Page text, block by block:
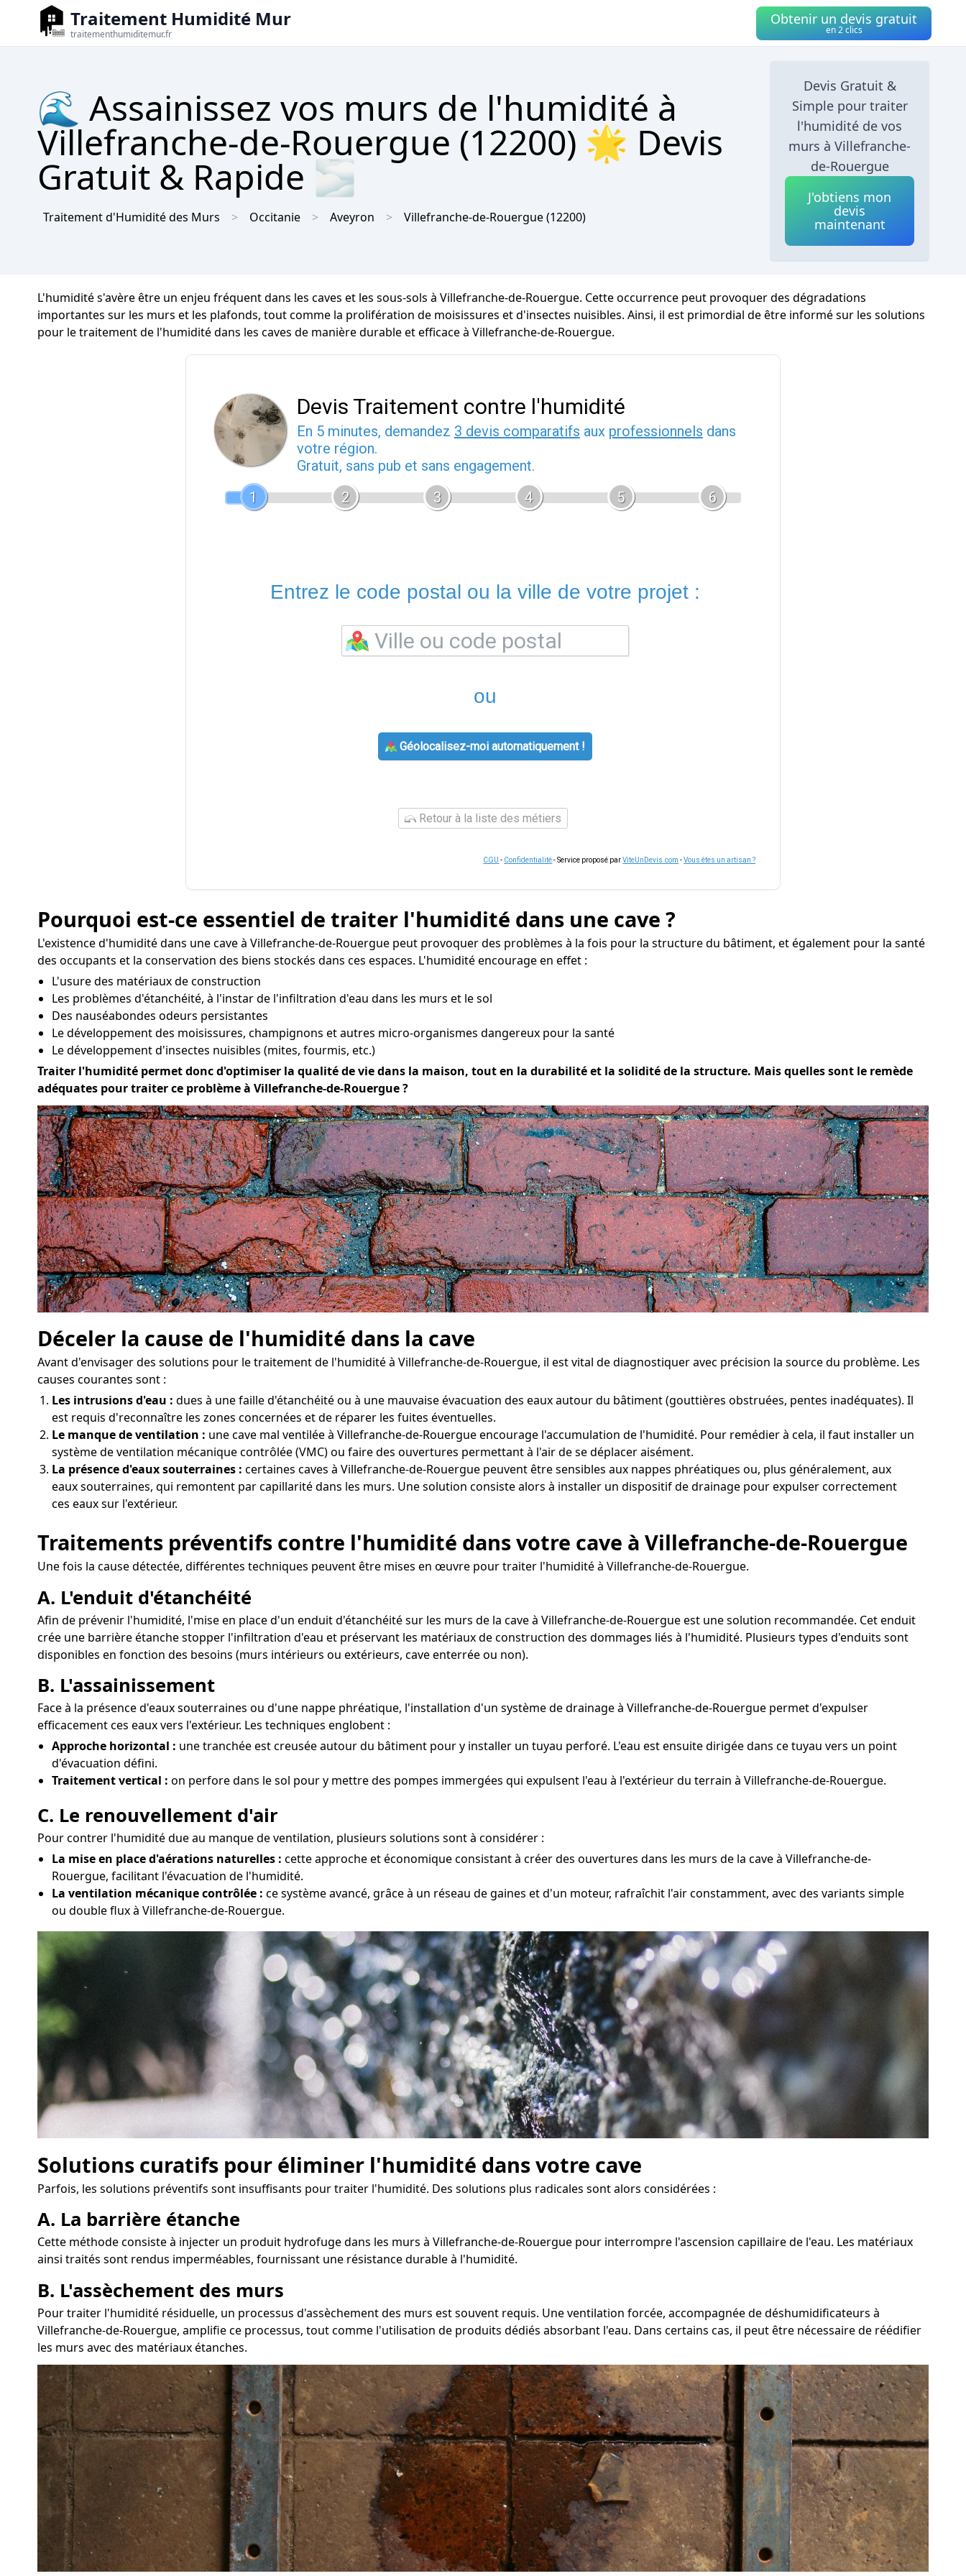
Traitement Humidité Mur
traitementhumiditemur.fr
Obtenir un devis gratuit
en 2 clics
🌊 Assainissez vos murs de l'humidité à
Villefranche-de-Rouergue (12200) 🌟 Devis
Gratuit & Rapide 🌫
Traitement d'Humidité des Murs Occitanie Aveyron Villefranche-de-Rouergue(12200)
Devis Gratuit &
Simple pour traiter
l'humidité de vos
murs à Villefranche-
de-Rouergue
J'obtiens mon
devis
maintenant
L'humidité s'avère être un enjeu fréquent dans les caves et les sous-sols à Villefranche-de-Rouergue. Cette occurrence peut provoquer des dégradations
importantes sur les murs et les plafonds, tout comme la prolifération de moisissures et d'insectes nuisibles. Ainsi, il est primordial de être informé sur les solutions
pour le traitement de l'humidité dans les caves de manière durable et efficace à Villefranche-de-Rouergue.
Devis Traitement contre l'humidité
En 5 minutes, demandez 3 devis comparatifs aux professionnels dans
votre région.
Gratuit, sans pub et sans engagement.
1
2 3 4 5 6
Entrez le code postal ou la ville de votre projet :
ou
Géolocalisez-moi automatiquement !
Retour à la liste des métiers
CGU - Confidentialité- Service proposé parViteUnDevis.com -Vous êtes un artisan ?
Pourquoi est-ce essentiel de traiter l'humidité dans une cave ?
L'existence d'humidité dans une cave à Villefranche-de-Rouergue peut provoquer des problèmes à la fois pour la structure du bâtiment, et également pour la santé
des occupants et la conservation des biens stockés dans ces espaces. L'humidité encourage en effet :
L'usure des matériaux de construction
Les problèmes d'étanchéité, à l'instar de l'infiltration d'eau dans les murs et le sol
Des nauséabondes odeurs persistantes
Le développement des moisissures, champignons et autres micro-organismes dangereux pour la santé
Le développement d'insectes nuisibles (mites, fourmis, etc.)
Traiter l'humidité permet donc d'optimiser la qualité de vie dans la maison, tout en la durabilité et la solidité de la structure. Mais quelles sont le remède
adéquates pour traiter ce problème à Villefranche-de-Rouergue ?
Déceler la cause de l'humidité dans la cave
Avant d'envisager des solutions pour le traitement de l'humidité à Villefranche-de-Rouergue, il est vital de diagnostiquer avec précision la source du problème. Les
causes courantes sont :
Les intrusions d'eau : dues à une faille d'étanchéité ou à une mauvaise évacuation des eaux autour du bâtiment (gouttières obstruées, pentes inadéquates). Il
est requis d'reconnaître les zones concernées et de réparer les fuites éventuelles.
Le manque de ventilation : une cave mal ventilée à Villefranche-de-Rouergue encourage l'accumulation de l'humidité. Pour remédier à cela, il faut installer un
système de ventilation mécanique contrôlée (VMC) ou faire des ouvertures permettant à l'air de se déplacer aisément.
La présence d'eaux souterraines : certaines caves à Villefranche-de-Rouergue peuvent être sensibles aux nappes phréatiques ou, plus généralement, aux
eaux souterraines, qui remontent par capillarité dans les murs. Une solution consiste alors à installer un dispositif de drainage pour expulser correctement
ces eaux sur l'extérieur.
Traitements préventifs contre l'humidité dans votre cave à Villefranche-de-Rouergue
Une fois la cause détectée, différentes techniques peuvent être mises en œuvre pour traiter l'humidité à Villefranche-de-Rouergue.
A. L'enduit d'étanchéité
Afin de prévenir l'humidité, l'mise en place d'un enduit d'étanchéité sur les murs de la cave à Villefranche-de-Rouergue est une solution recommandée. Cet enduit
crée une barrière étanche stopper l'infiltration d'eau et préservant les matériaux de construction des dommages liés à l'humidité. Plusieurs types d'enduits sont
disponibles en fonction des besoins (murs intérieurs ou extérieurs, cave enterrée ou non).
B. L'assainissement
Face à la présence d'eaux souterraines ou d'une nappe phréatique, l'installation d'un système de drainage à Villefranche-de-Rouergue permet d'expulser
efficacement ces eaux vers l'extérieur. Les techniques englobent :
Approche horizontal : une tranchée est creusée autour du bâtiment pour y installer un tuyau perforé. L'eau est ensuite dirigée dans ce tuyau vers un point
d'évacuation défini.
Traitement vertical : on perfore dans le sol pour y mettre des pompes immergées qui expulsent l'eau à l'extérieur du terrain à Villefranche-de-Rouergue.
C. Le renouvellement d'air
Pour contrer l'humidité due au manque de ventilation, plusieurs solutions sont à considérer :
La mise en place d'aérations naturelles : cette approche et économique consistant à créer des ouvertures dans les murs de la cave à Villefranche-de-
Rouergue, facilitant l'évacuation de l'humidité.
La ventilation mécanique contrôlée : ce système avancé, grâce à un réseau de gaines et d'un moteur, rafraîchit l'air constamment, avec des variants simple
ou double flux à Villefranche-de-Rouergue.
Solutions curatifs pour éliminer l'humidité dans votre cave
Parfois, les solutions préventifs sont insuffisants pour traiter l'humidité. Des solutions plus radicales sont alors considérées :
A. La barrière étanche
Cette méthode consiste à injecter un produit hydrofuge dans les murs à Villefranche-de-Rouergue pour interrompre l'ascension capillaire de l'eau. Les matériaux
ainsi traités sont rendus imperméables, fournissant une résistance durable à l'humidité.
B. L'assèchement des murs
Pour traiter l'humidité résiduelle, un processus d'assèchement des murs est souvent requis. Une ventilation forcée, accompagnée de déshumidificateurs à
Villefranche-de-Rouergue, amplifie ce processus, tout comme l'utilisation de produits dédiés absorbant l'eau. Dans certains cas, il peut être nécessaire de réédifier
les murs avec des matériaux étanches.